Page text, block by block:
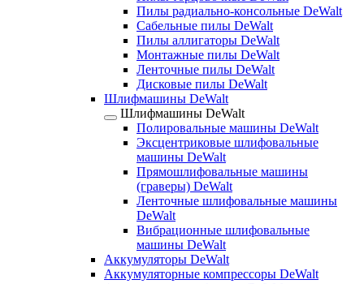
Пилы радиально-консольные DeWalt
Сабельные пилы DeWalt
Пилы аллигаторы DeWalt
Монтажные пилы DeWalt
Ленточные пилы DeWalt
Дисковые пилы DeWalt
Шлифмашины DeWalt
Шлифмашины DeWalt
Полировальные машины DeWalt
Эксцентриковые шлифовальные
машины DeWalt
Прямошлифовальные машины
(граверы) DeWalt
Ленточные шлифовальные машины
DeWalt
Вибрационные шлифовальные
машины DeWalt
Аккумуляторы DeWalt
Аккумуляторные компрессоры DeWalt